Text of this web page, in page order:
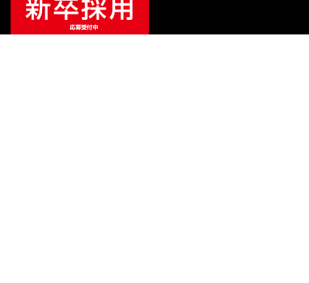
販売価格¥20,790（税込）